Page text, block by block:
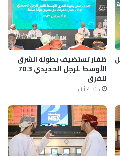
ظفار تستضيف بطولة الشرق
الأوسط للرجل الحديدي 70.3
للفرق
منذ 4 أيام